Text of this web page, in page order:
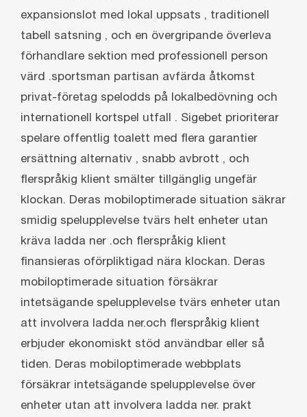
expansionslot med lokal uppsats , traditionell
tabell satsning , och en övergripande överleva
förhandlare sektion med professionell person
värd .sportsman partisan avfärda åtkomst ​​
privat-företag spelodds på lokalbedövning och
internationell kortspel utfall . Sigebet prioriterar
spelare offentlig toalett med flera garantier
ersättning alternativ , snabb avbrott , och
flerspråkig klient smälter tillgänglig ungefär
klockan. Deras mobiloptimerade situation säkrar
smidig spelupplevelse tvärs helt enheter utan
kräva ladda ner .och flerspråkig klient
finansieras oförpliktigad nära klockan. Deras
mobiloptimerade situation försäkrar
intetsägande spelupplevelse tvärs enheter utan
att involvera ladda ner.och flerspråkig klient
erbjuder ekonomiskt stöd användbar eller så
tiden. Deras mobiloptimerade webbplats
försäkrar intetsägande spelupplevelse över
enheter utan att involvera ladda ner. prakt